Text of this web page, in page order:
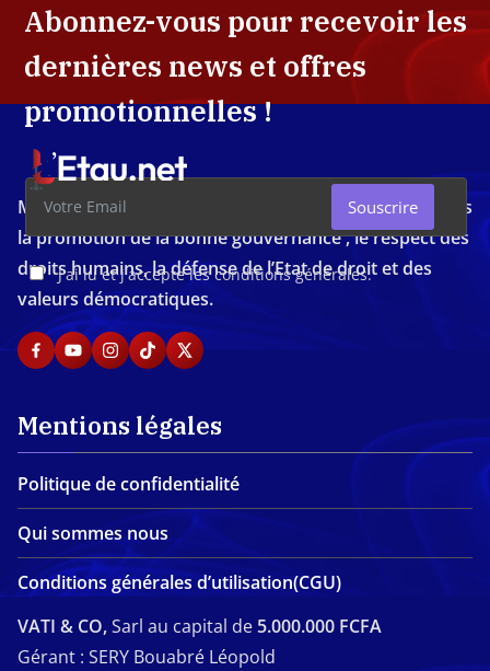
Abonnez-vous pour recevoir les
dernières news et offres
promotionnelles !
J'ai lu et j'accepte les conditions générales.
Souscrire
Média d'investigation ivoirien résolument engagé dans
la promotion de la bonne gouvernance , le respect des
droits humains, la défense de l’Etat de droit et des
valeurs démocratiques.
Mentions légales
Politique de confidentialité
Qui sommes nous
Conditions générales d’utilisation(CGU)
VATI & CO,Sarl au capital de 5.000.000 FCFA
Gérant : SERY Bouabré Léopold